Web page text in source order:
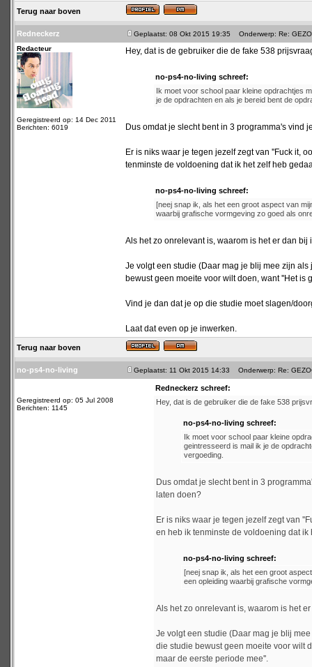
Terug naar boven
Redneckerz Geplaatst: 08 Okt 2015 19:35
Onderwerp: Re:
Redacteur
Geregistreerd op: 14 Dec 2011
Berichten: 6019
Hey, dat is de gebruiker die de fake 538
no-ps4-no-living schreef:
Ik moet voor school paar kleine opdrachtjes
je de opdrachten en als je bereid bent de
Dus omdat je slecht bent in 3 programma's vind
Er is niks waar je tegen jezelf zegt van ''Fuck it,
tenminste de voldoening dat ik het zelf heb
no-ps4-no-living schreef:
[neej snap ik, als het een groot aspect van
waarbij grafische vormgeving zo goed als
Als het zo onrelevant is, waarom is het er dan
Je volgt een studie (Daar mag je blij mee zijn
bewust geen moeite voor wilt doen, want ''Het
Vind je dan dat je op die studie moet slagen/
Laat dat even op je inwerken.
Terug naar boven
no-ps4-no-living Geplaatst: 11 Okt 2015 14:33 Onderwerp: Re:
Geregistreerd op: 05 Jul 2008
Berichten: 1145
Redneckerz schreef:
Hey, dat is de gebruiker die de fake 538
no-ps4-no-living schreef:
Ik moet voor school paar kleine
geintresseerd is mail ik je de
vergoeding.
Dus omdat je slecht bent in 3
laten doen?
Er is niks waar je tegen jezelf zegt van
en heb ik tenminste de voldoening dat ik
no-ps4-no-living schreef:
[neej snap ik, als het een groot
een opleiding waarbij grafische
Als het zo onrelevant is, waarom is het
Je volgt een studie (Daar mag je blij
die studie bewust geen moeite voor wilt
maar de eerste periode mee''.